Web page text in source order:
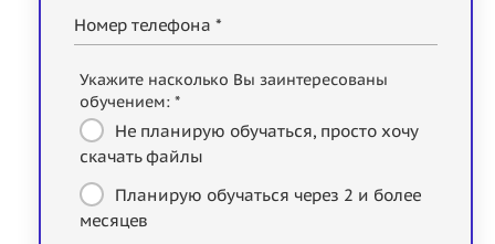
Номер телефона *
Укажите насколько Вы заинтересованы
обучением: *
Не планирую обучаться, просто хочу
скачать файлы
Планирую обучаться через 2 и более
месяцев